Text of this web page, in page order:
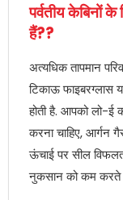
पर्वतीय केबिनों के
हैं??
अत्यधिक तापमान
टिकाऊ फाइबरग्लास
होती है. आपको लो-ई
करना चाहिए,
ऊंचाई पर सील
नुकसान को कम करते